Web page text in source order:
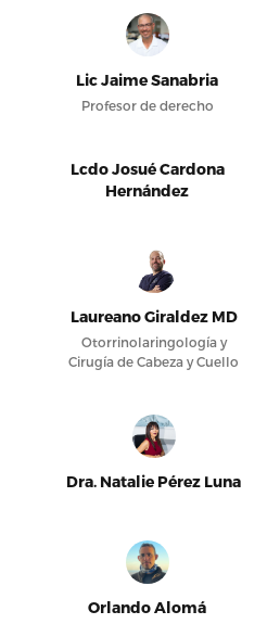
Lic Jaime Sanabria
Profesor de derecho
Lcdo Josué Cardona
Hernández
Laureano Giraldez MD
Otorrinolaringología y
Cirugía de Cabeza y Cuello
Dra. Natalie Pérez Luna
Orlando Alomá